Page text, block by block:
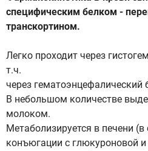
специфическим белком -
транскортином.
Легко проходит через
т.ч.
через гематоэнцефалический
В небольшом количестве
молоком.
Метаболизируется в печени
конъюгации с глюкуроновой